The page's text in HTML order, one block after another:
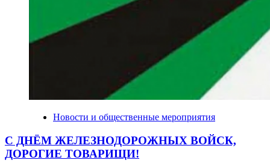
Новости и общественные мероприятия
С ДНЁМ ЖЕЛЕЗНОДОРОЖНЫХ ВОЙСК,
ДОРОГИЕ ТОВАРИЩИ!